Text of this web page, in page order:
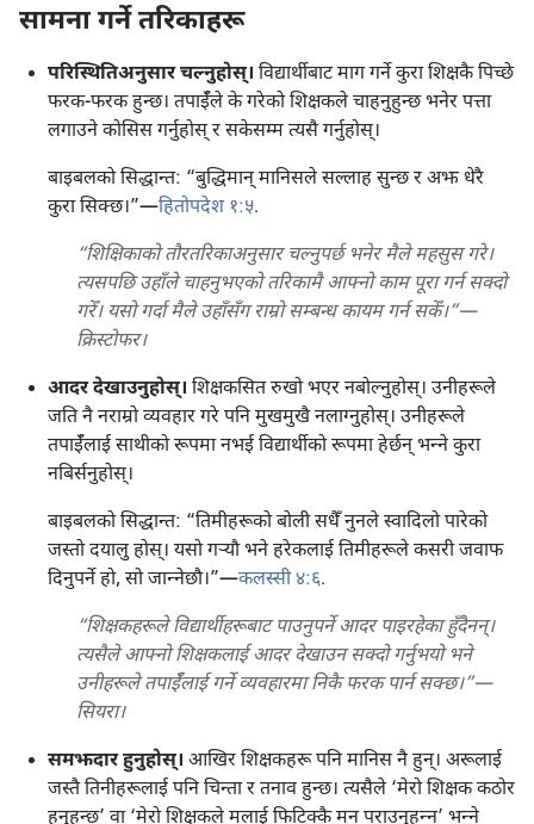
सामना गर्ने तरिकाहरू
परिस्थितिअनुसार चल्नुहोस्‌। विद्यार्थीबाट माग गर्ने कुरा शिक्षकै पिच्छे
फरक-फरक हुन्छ। तपाईँले के गरेको शिक्षकले चाहनुहुन्छ भनेर पत्ता
लगाउने कोसिस गर्नुहोस्‌ र सकेसम्म त्यसै गर्नुहोस्‌।
बाइबलको सिद्धान्त: “बुद्धिमान्‌ मानिसले सल्लाह सुन्छ र अझ धेरै
कुरा सिक्छ।”—हितोपदेश १:५.
“शिक्षिकाको तौरतरिकाअनुसार चल्नुपर्छ भनेर मैले महसुस गरे।
त्यसपछि उहाँले चाहनुभएको तरिकामै आफ्नो काम पूरा गर्न सक्दो
गरेँ। यसो गर्दा मैले उहाँसँग राम्रो सम्बन्ध कायम गर्न सकेँ।”—
क्रिस्टोफर।
आदर देखाउनुहोस्‌। शिक्षकसित रुखो भएर नबोल्नुहोस्‌। उनीहरूले
जति नै नराम्रो व्यवहार गरे पनि मुखमुखै नलाग्नुहोस्‌। उनीहरूले
तपाईँलाई साथीको रूपमा नभई विद्यार्थीको रूपमा हेर्छन्‌ भन्‍ने कुरा
नबिर्सनुहोस्‌।
बाइबलको सिद्धान्त: “तिमीहरूको बोली सधैँ नुनले स्वादिलो पारेको
जस्तो दयालु होस्‌। यसो गऱ्‍यौ भने हरेकलाई तिमीहरूले कसरी जवाफ
दिनुपर्ने हो, सो जान्‍नेछौ।”—कलस्सी ४:६.
“शिक्षकहरूले विद्यार्थीहरूबाट पाउनुपर्ने आदर पाइरहेका हुँदैनन्‌।
त्यसैले आफ्नो शिक्षकलाई आदर देखाउन सक्दो गर्नुभयो भने
उनीहरूले तपाईँलाई गर्ने व्यवहारमा निकै फरक पार्न सक्छ।”—
सियरा।
समझदार हुनुहोस्‌। आखिर शिक्षकहरू पनि मानिस नै हुन्‌। अरूलाई
जस्तै तिनीहरूलाई पनि चिन्ता र तनाव हुन्छ। त्यसैले ‘मेरो शिक्षक कठोर